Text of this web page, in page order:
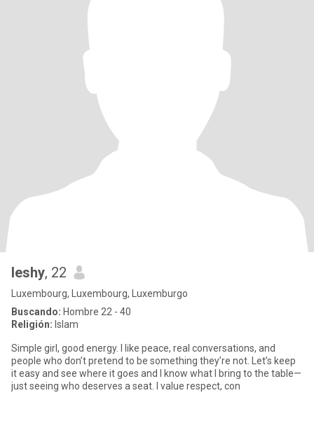
leshy, 22
Luxembourg, Luxembourg, Luxemburgo
Buscando: Hombre 22 - 40
Religión: Islam
Simple girl, good energy. I like peace, real conversations, and
people who don’t pretend to be something they’re not. Let’s keep
it easy and see where it goes and I know what I bring to the table—
just seeing who deserves a seat. I value respect, con